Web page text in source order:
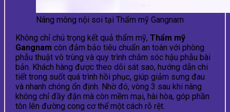
Nâng mông nội soi tại Thẩm mỹ Gangnam
Không chỉ chú trọng kết quả thẩm mỹ, Thẩm mỹ
Gangnam còn đảm bảo tiêu chuẩn an toàn với phòng
phẫu thuật vô trùng và quy trình chăm sóc hậu phẫu bài
bản. Khách hàng được theo dõi sát sao, hướng dẫn chi
tiết trong suốt quá trình hồi phục, giúp giảm sưng đau
và nhanh chóng ổn định. Nhờ đó, vòng 3 sau khi nâng
không chỉ đầy đặn mà còn mềm mại, hài hòa, góp phần
tôn lên đường cong cơ thể một cách rõ rệt.